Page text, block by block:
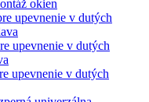
okien
upevnenie v dutých
upevnenie v dutých
upevnenie v dutých